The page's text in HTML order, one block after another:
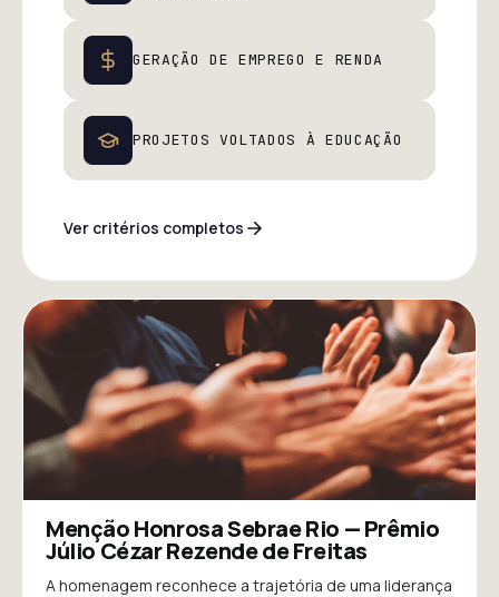
GERAÇÃO DE EMPREGO E RENDA
PROJETOS VOLTADOS À EDUCAÇÃO
Ver critérios completos
Menção Honrosa Sebrae Rio — Prêmio
Júlio Cézar Rezende de Freitas
A homenagem reconhece a trajetória de uma liderança